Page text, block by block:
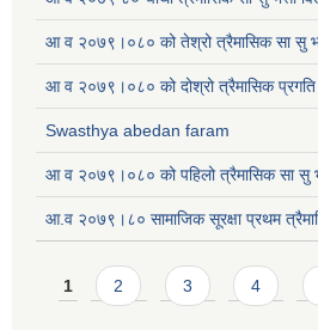
आ व २०७९।०८० को तेश्रो त्रैमासिक सा सु
आ व २०७९।०८० को दोश्रो त्रैमासिक प्रगति
Swasthya abedan faram
आ व २०७९।०८० को पहिलो त्रैमासिक सा सु
आ.व २०७९।८० सामाजिक सूरक्षा प्रथम
Pages
1 2 3 4